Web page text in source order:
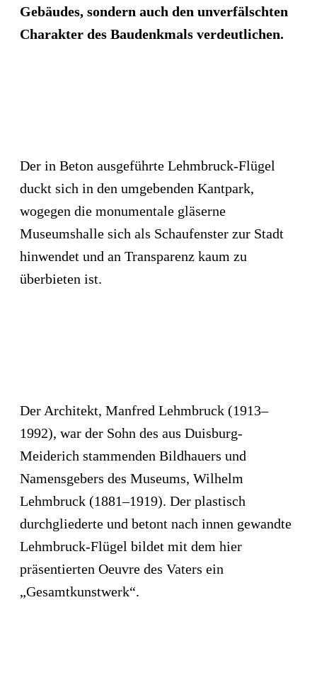
Gebäudes, sondern auch den unverfälschten
Charakter des Baudenkmals verdeutlichen.
Der in Beton ausgeführte Lehmbruck-Flügel
duckt sich in den umgebenden Kantpark,
wogegen die monumentale gläserne
Museumshalle sich als Schaufenster zur Stadt
hinwendet und an Transparenz kaum zu
überbieten ist.
Der Architekt, Manfred Lehmbruck (1913–
1992), war der Sohn des aus Duisburg-
Meiderich stammenden Bildhauers und
Namensgebers des Museums, Wilhelm
Lehmbruck (1881–1919). Der plastisch
durchgliederte und betont nach innen gewandte
Lehmbruck-Flügel bildet mit dem hier
präsentierten Oeuvre des Vaters ein
„Gesamtkunstwerk“.